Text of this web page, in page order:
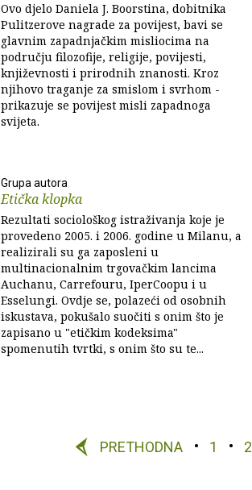
Ovo djelo Daniela J. Boorstina, dobitnika
Pulitzerove nagrade za povijest, bavi se
glavnim zapadnjačkim misliocima na
području filozofije, religije, povijesti,
književnosti i prirodnih znanosti. Kroz
njihovo traganje za smislom i svrhom -
prikazuje se povijest misli zapadnoga
svijeta.
Grupa autora
Etička klopka
Rezultati sociološkog istraživanja koje je
provedeno 2005. i 2006. godine u Milanu, a
realizirali su ga zaposleni u
multinacionalnim trgovačkim lancima
Auchanu, Carrefouru, IperCoopu i u
Esselungi. Ovdje se, polazeći od osobnih
iskustava, pokušalo suočiti s onim što je
zapisano u "etičkim kodeksima"
spomenutih tvrtki, s onim što su te...
PRETHODNA 1 2